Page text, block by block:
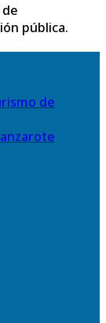
pública.